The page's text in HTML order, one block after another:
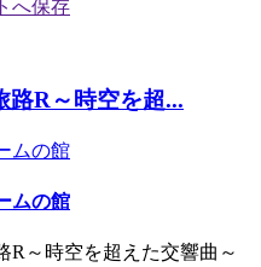
路R～時空を超...
ムの館
ムの館
R～時空を超えた交響曲～